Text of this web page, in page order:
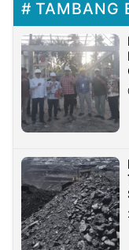
TAMBANG